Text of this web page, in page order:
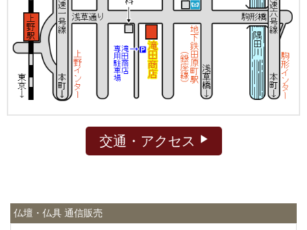
交通・アクセス
仏壇・仏具 通信販売